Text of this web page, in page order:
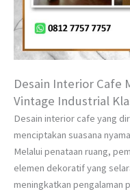
Desain Interior Cafe
Vintage Industrial
Desain interior cafe yang
menciptakan suasana
Melalui penataan ruang,
elemen dekoratif yang
meningkatkan pengalaman